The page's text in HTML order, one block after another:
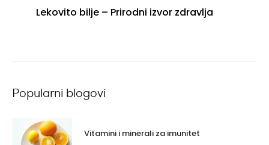
Lekovito bilje – Prirodni izvor zdravlja
Popularni blogovi
Vitamini i minerali za imunitet